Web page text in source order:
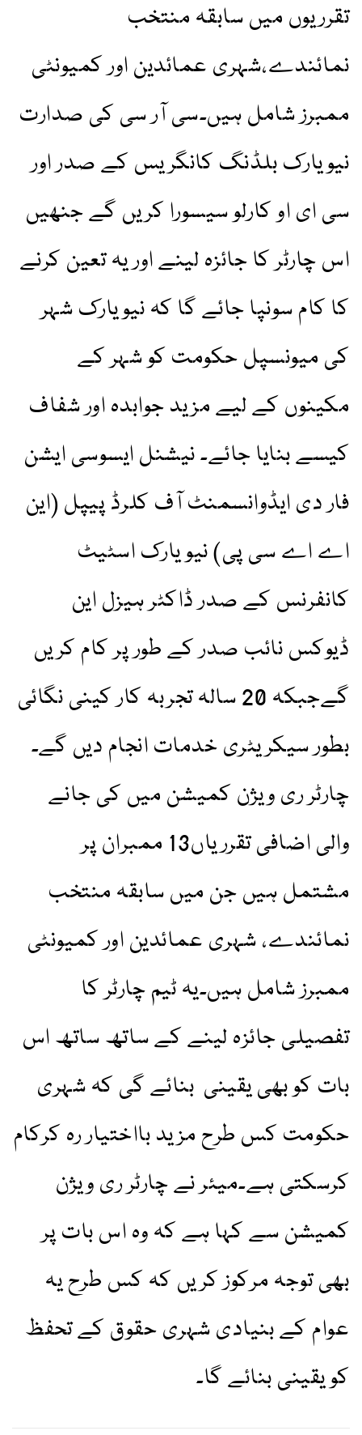
تقرریوں میں سابقہ منتخب
نمائندے،شہری عمائدین اور کمیونٹی
ممبرز شامل ہیں۔سی آر سی کی صدارت
نیویارک بلڈنگ کانگریس کے صدر اور
سی ای او کارلو سیسورا کریں گے جنھیں
اس چارٹر کا جائزہ لینے اور یہ تعین کرنے
کا کام سونپا جائے گا کہ نیویارک شہر
کی میونسپل حکومت کو شہر کے
مکینوں کے لیے مزید جوابدہ اور شفاف
کیسے بنایا جائے۔ نیشنل ایسوسی ایشن
فار دی ایڈوانسمنٹ آف کلرڈ پیپل (این
اے اے سی پی) نیو یارک اسٹیٹ
کانفرنس کے صدر ڈاکٹر ہیزل این
ڈیوکس نائب صدر کے طور پر کام کریں
گےجبکہ 20 سالہ تجربہ کار کینی نگائی
بطور سیکریٹری خدمات انجام دیں گے۔
چارٹر ری ویژن کمیشن میں کی جانے
والی اضافی تقرریاں13 ممبران پر
مشتمل ہیں جن میں سابقہ منتخب
نمائندے، شہری عمائدین اور کمیونٹی
ممبرز شامل ہیں۔یہ ٹیم چارٹر کا
تفصیلی جائزہ لینے کے ساتھ ساتھ اس
بات کو بھی یقینی بنائے گی کہ شہری
حکومت کس طرح مزید بااختیار رہ کرکام
کرسکتی ہے۔میئر نے چارٹر ری ویژن
کمیشن سے کہا ہے کہ وہ اس بات پر
بھی توجہ مرکوز کریں کہ کس طرح یہ
عوام کے بنیادی شہری حقوق کے تحفظ
کو یقینی بنائے گا۔